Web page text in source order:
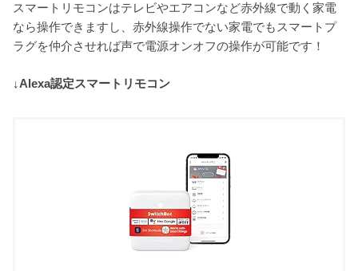
スマートリモコンはテレビやエアコンなど赤外線で動く家電
なら操作できますし、赤外線操作でない家電でもスマートプ
ラグを仲介させれば声で電源オンオフの操作が可能です！
↓Alexa認定スマートリモコン